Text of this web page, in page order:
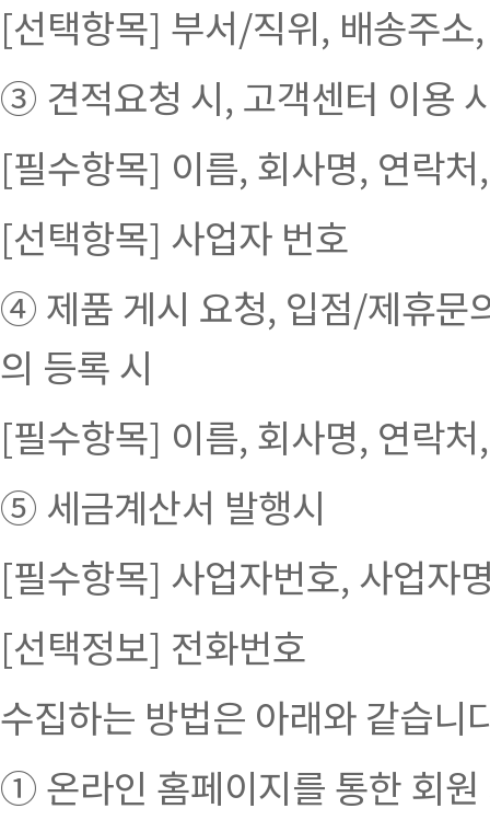
[선택항목] 부서/직위, 배송주
③ 견적요청 시, 고객센터 이용
[필수항목] 이름, 회사명, 연락
[선택항목] 사업자 번호
④ 제품 게시 요청, 입점/제휴문
의 등록 시
[필수항목] 이름, 회사명, 연락
⑤ 세금계산서 발행시
[필수항목] 사업자번호, 사업자
[선택정보] 전화번호
수집하는 방법은 아래와 같습니
① 온라인 홈페이지를 통한 회원